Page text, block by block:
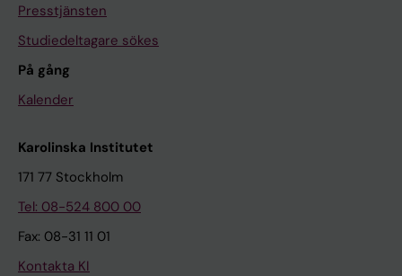
Presstjänsten
Studiedeltagare sökes
På gång
Kalender
Karolinska Institutet
171 77 Stockholm
Tel: 08-524 800 00
Fax: 08-31 11 01
Kontakta KI